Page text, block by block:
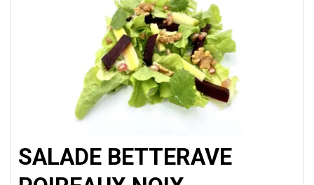
SALADE BETTERAVE